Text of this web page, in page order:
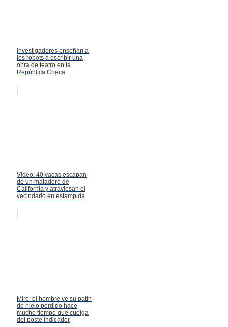
Investigadores enseñan a
los robots a escribir una
obra de teatro en la
República Checa
Vídeo: 40 vacas escapan
de un matadero de
California y atraviesan el
vecindario en estampida
Mire: el hombre ve su patín
de hielo perdido hace
mucho tiempo que cuelga
del poste indicador